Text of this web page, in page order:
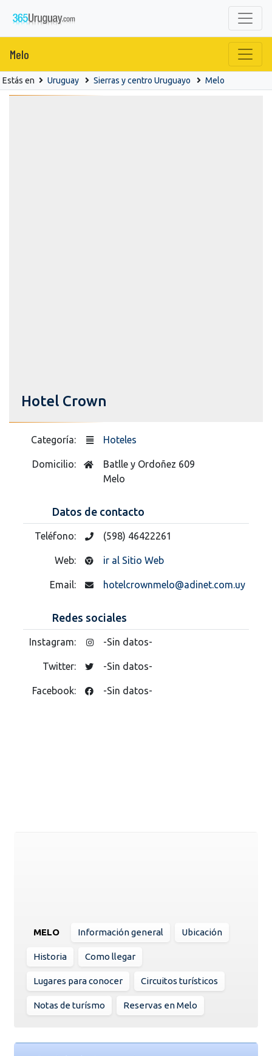
Melo
Estás en Uruguay Sierras y centro Uruguayo Melo
Hotel Crown
Categoría: Hoteles
Domicilio:
Batlle y Ordoñez 609
Melo
Datos de contacto
Teléfono: (598) 46422261
Web: ir al Sitio Web
Email: hotelcrownmelo@adinet.com.uy
Redes sociales
Instagram: -Sin datos-
Twitter: -Sin datos-
Facebook: -Sin datos-
MELO Información general Ubicación
Historia Como llegar
Lugares para conocer Circuitos turísticos
Notas de turísmo Reservas en Melo